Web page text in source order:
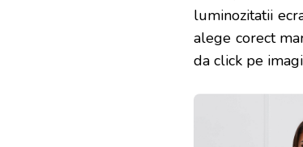
luminozitatii
alege corect
da click pe